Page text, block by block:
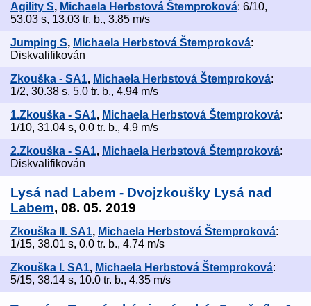
Agility S, Michaela Herbstová Štemproková: 6/10,
53.03 s, 13.03 tr. b., 3.85 m/s
Jumping S, Michaela Herbstová Štemproková:
Diskvalifikován
Zkouška - SA1, Michaela Herbstová Štemproková:
1/2, 30.38 s, 5.0 tr. b., 4.94 m/s
1.Zkouška - SA1, Michaela Herbstová Štemproková:
1/10, 31.04 s, 0.0 tr. b., 4.9 m/s
2.Zkouška - SA1, Michaela Herbstová Štemproková:
Diskvalifikován
Lysá nad Labem - Dvojzkoušky Lysá nad
Labem, 08. 05. 2019
Zkouška II. SA1, Michaela Herbstová Štemproková:
1/15, 38.01 s, 0.0 tr. b., 4.74 m/s
Zkouška I. SA1, Michaela Herbstová Štemproková:
5/15, 38.14 s, 10.0 tr. b., 4.35 m/s